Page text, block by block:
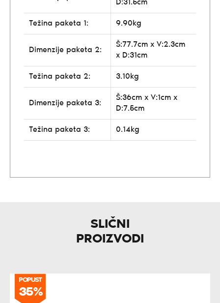
D:31.5cm
Težina paketa 1: 9.90kg
Dimenzije paketa 2:
Š:77.7cm x V:2.3cm
x D:31cm
Težina paketa 2: 3.10kg
Dimenzije paketa 3:
Š:36cm x V:1cm x
D:7.5cm
Težina paketa 3: 0.14kg
SLIČNI
PROIZVODI
POPUST
35%